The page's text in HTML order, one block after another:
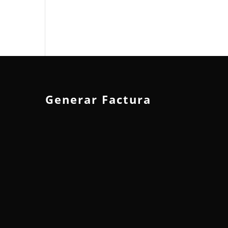
Generar Factura